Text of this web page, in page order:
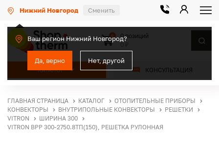
Нижний Новгород Сменить
Ваш регион Нижний Новгород?
Да, верно Нет, другой
КАТАЛОГ КОНСУЛЬТАЦИЯ
0
0 позиций
ГЛАВНАЯ СТРАНИЦА КАТАЛОГ
ОТОПИТЕЛЬНЫЕ ПРИБОРЫ
КОНВЕКТОРЫ
ВНУТРИПОЛЬНЫЕ КОНВЕКТОРЫ
РЕШЕТКИ
VITRON
ШИРИНА 300
VITRON ВРР 300-2750.8ТП(150), РЕШЕТКА РУЛОННАЯ